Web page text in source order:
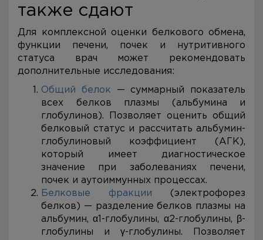
также сдают
Для комплексной оценки белкового обмена,
функции печени, почек и нутритивного
статуса врач может рекомендовать
дополнительные исследования:
Общий белок — суммарный показатель
всех белков плазмы (альбумина и
глобулинов). Позволяет оценить общий
белковый статус и рассчитать альбумин-
глобулиновый коэффициент (АГК),
который имеет диагностическое
значение при заболеваниях печени,
почек и аутоиммунных процессах.
Белковые фракции (электрофорез
белков) — разделение белков плазмы на
альбумин, α1-глобулины, α2-глобулины, β-
глобулины и γ-глобулины. Позволяет